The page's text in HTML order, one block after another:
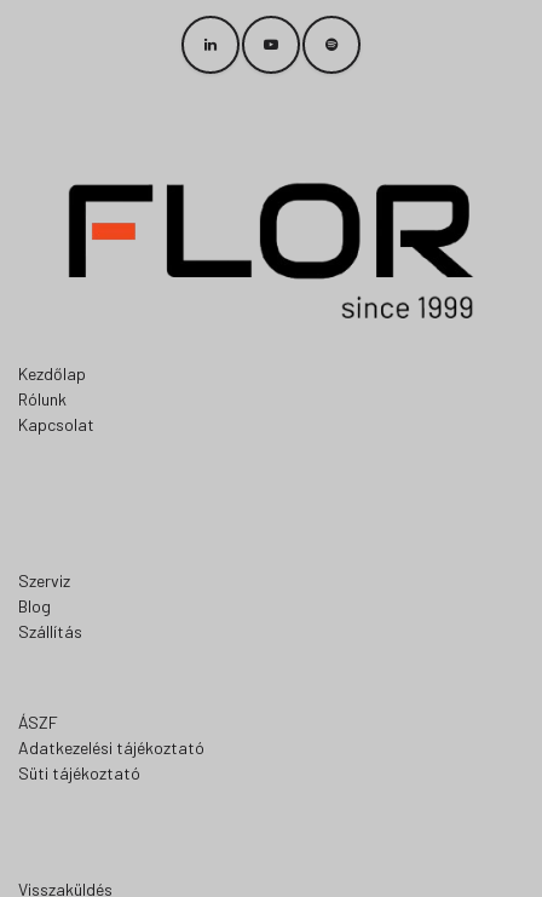
Kezdőlap
Rólunk
Kapcsolat
Szerviz
Blog
Szállítás
ÁSZF
Adatkezelési tájékoztató
Süti tájékoztató
Visszaküldés